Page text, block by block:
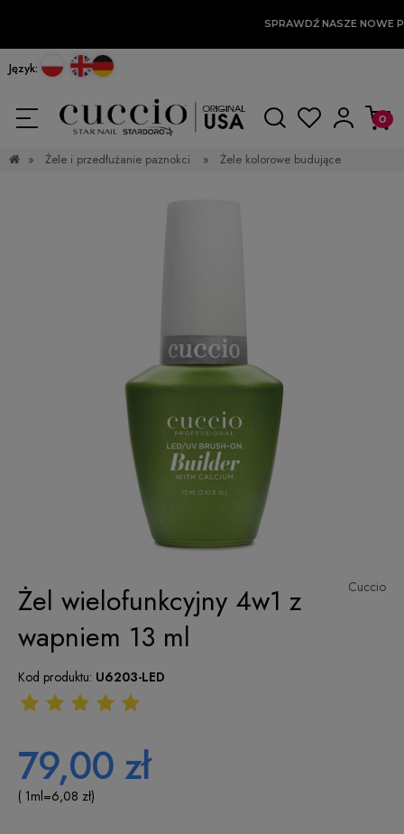
SPRAWDŹ NASZE NOWE
Język:
» Żele i przedłużanie paznokci » Żele kolorowe budujące
Cuccio
Żel wielofunkcyjny 4w1 z
wapniem 13 ml
Kod produktu: U6203-LED
79,00 zł
( 1ml=6,08 zł)